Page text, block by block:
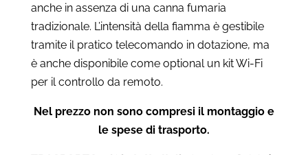
anche in assenza di una canna fumaria
tradizionale. L’intensità della fiamma è gestibile
tramite il pratico telecomando in dotazione, ma
è anche disponibile come optional un kit Wi-Fi
per il controllo da remoto.
Nel prezzo non sono compresi il montaggio e
le spese di trasporto.